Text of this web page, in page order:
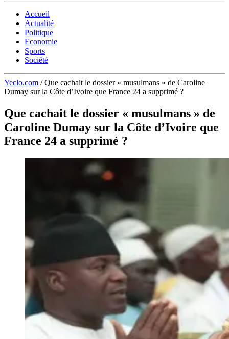
Accueil
Actualité
Politique
Economie
Sports
Société
Yeclo.com / Que cachait le dossier « musulmans » de Caroline
Dumay sur la Côte d’Ivoire que France 24 a supprimé ?
Que cachait le dossier « musulmans » de
Caroline Dumay sur la Côte d’Ivoire que
France 24 a supprimé ?